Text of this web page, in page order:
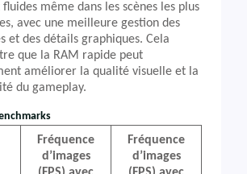
même dans les scènes les plus
avec une meilleure gestion des
et des détails graphiques. Cela
que la RAM rapide peut
améliorer la qualité visuelle et la
du gameplay.
Fréquence
d’images
Fréquence
d’images